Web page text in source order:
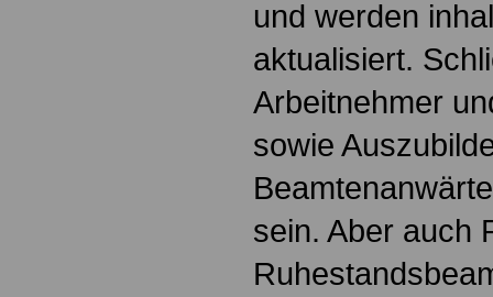
und werden
aktualisiert.
Arbeitnehmer
sowie
sein. Aber auch